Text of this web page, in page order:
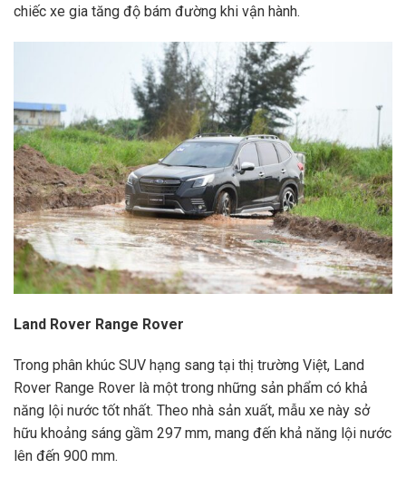
chiếc xe gia tăng độ bám đường khi vận hành.
Land Rover Range Rover
Trong phân khúc SUV hạng sang tại thị trường Việt, Land
Rover Range Rover là một trong những sản phẩm có khả
năng lội nước tốt nhất. Theo nhà sản xuất, mẫu xe này sở
hữu khoảng sáng gầm 297 mm, mang đến khả năng lội nước
lên đến 900 mm.